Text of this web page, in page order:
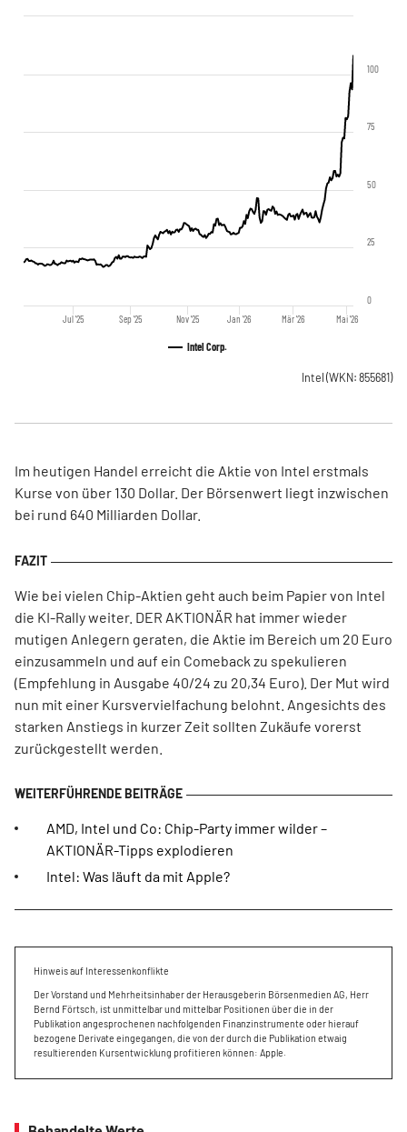
Intel Corp.
Jul '25 Sep '25 Nov '25 Jan '26 Mär '26 Mai '26
0
25
50
75
100
Intel (WKN: 855681)
Im heutigen Handel erreicht die Aktie von Intel erstmals
Kurse von über 130 Dollar. Der Börsenwert liegt inzwischen
bei rund 640 Milliarden Dollar.
Wie bei vielen Chip-Aktien geht auch beim Papier von Intel
die KI-Rally weiter. DER AKTIONÄR hat immer wieder
mutigen Anlegern geraten, die Aktie im Bereich um 20 Euro
einzusammeln und auf ein Comeback zu spekulieren
(Empfehlung in Ausgabe 40/24 zu 20,34 Euro). Der Mut wird
nun mit einer Kursvervielfachung belohnt. Angesichts des
starken Anstiegs in kurzer Zeit sollten Zukäufe vorerst
zurückgestellt werden.
AMD, Intel und Co: Chip-Party immer wilder –
AKTIONÄR-Tipps explodieren
Intel: Was läuft da mit Apple?
Hinweis auf Interessenkonflikte
Der Vorstand und Mehrheitsinhaber der Herausgeberin Börsenmedien AG, Herr
Bernd Förtsch, ist unmittelbar und mittelbar Positionen über die in der
Publikation angesprochenen nachfolgenden Finanzinstrumente oder hierauf
bezogene Derivate eingegangen, die von der durch die Publikation etwaig
resultierenden Kursentwicklung profitieren können: Apple.